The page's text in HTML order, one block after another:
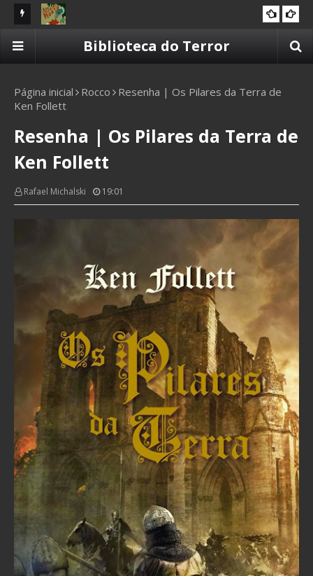
Biblioteca do Terror
Página inicial Rocco
Resenha | Os Pilares da Terra de
Ken Follett
Resenha | Os Pilares da Terra de
Ken Follett
Rafael Michalski 19:01